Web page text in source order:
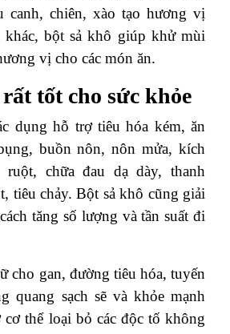
canh, chiên, xào tạo hương vị
bột sả khô giúp khử mùi
vị cho các món ăn.
tốt cho sức khỏe
dụng hỗ trợ tiêu hóa kém, ăn
buồn nôn, nôn mửa, kích
chữa đau dạ dày, thanh
tiêu chảy. Bột sả khô cũng giải
tăng số lượng và tần suất đi
cho gan, đường tiêu hóa, tuyến
quang sạch sẽ và khỏe mạnh
cơ thể loại bỏ các độc tố không